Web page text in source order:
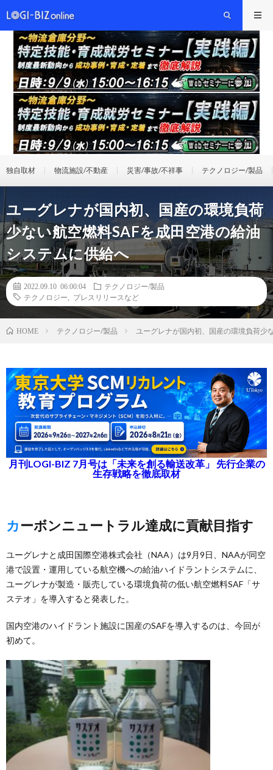
独自取材 物流施設/不動産 災害/事故/不祥事 テクノロジー/製品
ユーグレナが国内初、国産の環境負荷
少ない航空燃料SAFを成田空港の給油
システムに供給へ
2022.09.10 06:00:04
テクノロジー/製品
テクノロジー
プレスリリースなど
HOME テクノロジー/製品 ユーグレナが国内初、国産の環境負荷少
月刊LOGI-BIZ 7月号は「未来を創る輸送改革」 先行企業の
生存戦略を徹底取材
カーボンニュートラル達成に貢献目指す
ユーグレナと成田国際空港株式会社（NAA）は9月9日、NAAが同空
港で設置・運用している航空機への給油ハイドラントシステムに、
ユーグレナが製造・販売している環境負荷の低い航空燃料SAF「サ
ステオ」を導入すると発表した。
国内空港のハイドラント施設に国産のSAFを導入するのは、今回が
初めて。